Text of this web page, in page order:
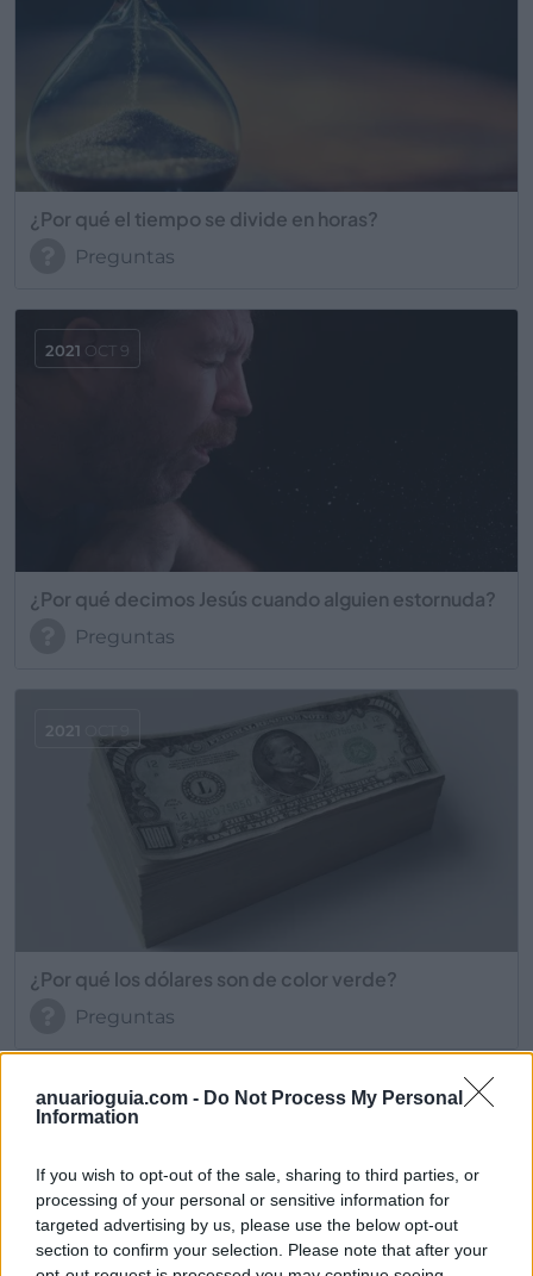
anuarioguia.com - Do Not Process My Personal
Information
If you wish to opt-out of the sale, sharing to third parties, or
processing of your personal or sensitive information for
targeted advertising by us, please use the below opt-out
section to confirm your selection. Please note that after your
¿Por qué el tiempo se divide en horas?
Preguntas
¿Por qué decimos Jesús cuando alguien estornuda?
Preguntas
2021 OCT 9
¿Por qué los dólares son de color verde?
Preguntas
2021OCT 9